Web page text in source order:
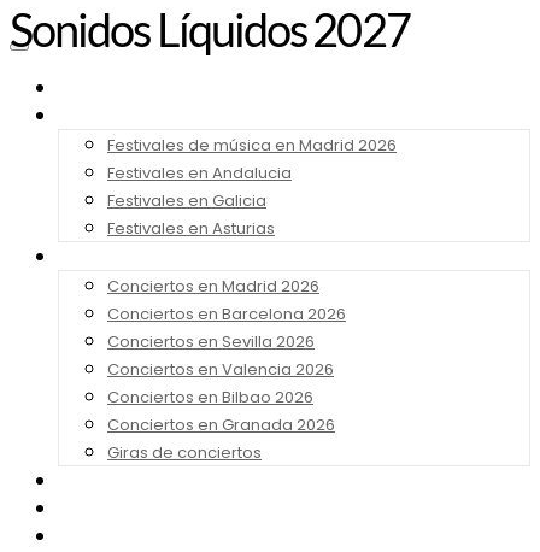
Festivales de música en Madrid 2026
Festivales en Andalucia
Festivales en Galicia
Festivales en Asturias
Conciertos en Madrid 2026
Conciertos en Barcelona 2026
Conciertos en Sevilla 2026
Conciertos en Valencia 2026
Conciertos en Bilbao 2026
Conciertos en Granada 2026
Giras de conciertos
Sonidos Líquidos 2027